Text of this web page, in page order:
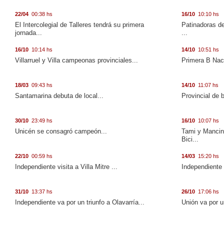
22/04 00:38 hs
El Intercolegial de Talleres tendrá su primera
jornada...
16/10 10:10 hs
Patinadoras
...
16/10 10:14 hs
Villarruel y Villa campeonas provinciales...
14/10 10:51 hs
Primera B
18/03 09:43 hs
Santamarina debuta de local...
14/10 11:07 hs
Provincial de
30/10 23:49 hs
Unicén se consagró campeón...
16/10 10:07 hs
Tami y
Bici...
22/10 00:59 hs
Independiente visita a Villa Mitre ...
14/03 15:20 hs
31/10 13:37 hs
Independiente va por un triunfo a Olavarría...
26/10 17:06 hs
Unión va por